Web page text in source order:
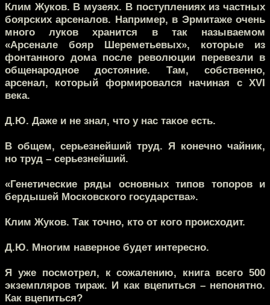
Клим Жуков. В музеях. В поступлениях из частных
боярских арсеналов. Например, в Эрмитаже очень
много луков хранится в так называемом
«Арсенале бояр Шереметьевых», которые из
фонтанного дома после революции перевезли в
общенародное достояние. Там, собственно,
арсенал, который формировался начиная с XVI
века.
Д.Ю. Даже и не знал, что у нас такое есть.
В общем, серьезнейший труд. Я конечно чайник,
но труд – серьезнейший.
«Генетические ряды основных типов топоров и
бердышей Московского государства».
Клим Жуков. Так точно, кто от кого происходит.
Д.Ю. Многим наверное будет интересно.
Я уже посмотрел, к сожалению, книга всего 500
экземпляров тираж. И как вцепиться – непонятно.
Как вцепиться?